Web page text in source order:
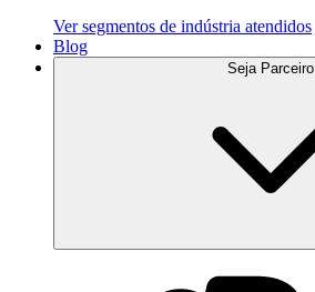
Ver segmentos de indústria atendidos
Blog
Seja Parceiro